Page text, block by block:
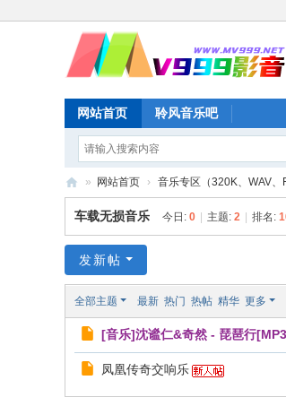
网站首页 聆风音乐吧
M
V
9
» 网站首页 › 音乐专区（320K、WAV、
车载无损音乐 今日: 0 主题: 2 排名:
发新帖
全部主题 最新 热门 热帖 精华 更多
[音乐]沈谧仁&奇然 - 琵琶行
凤凰传奇交响乐